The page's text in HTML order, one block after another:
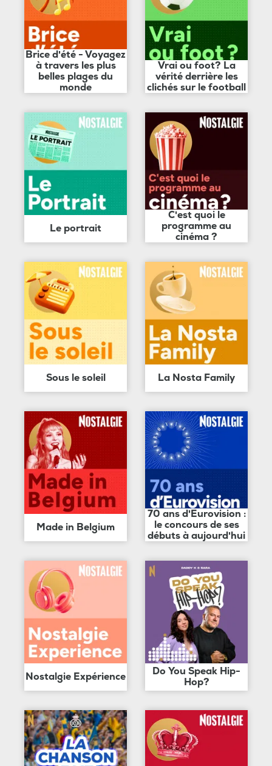
Brice d'été - Voyagez
à travers les plus
belles plages du
monde
Vrai ou foot? La
vérité derrière les
clichés sur le football
Le portrait
C'est quoi le
programme au
cinéma ?
Sous le soleil La Nosta Family
Made in Belgium
70 ans d'Eurovision :
le concours de ses
débuts à aujourd'hui
Nostalgie Expérience
Do You Speak Hip-
Hop?